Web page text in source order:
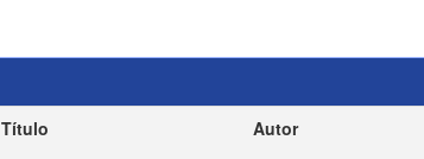
Título Autor